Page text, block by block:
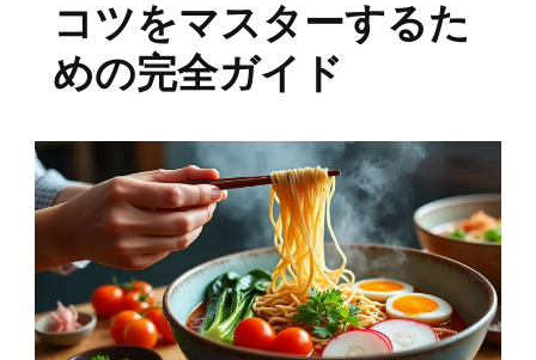
コツをマスターするた
めの完全ガイド